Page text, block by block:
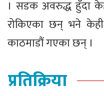
। सडक अवरुद्ध हुँदा
रोकिएका छन् भने
काठमाडौं गएका छन् ।
प्रतिक्रिया